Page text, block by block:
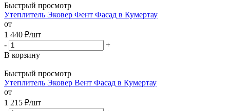
Быстрый просмотр
Утеплитель Эковер Фент Фасад в Кумертау
от
1 440 ₽/шт
-
+
В корзину
Быстрый просмотр
Утеплитель Эковер Вент Фасад в Кумертау
от
1 215 ₽/шт